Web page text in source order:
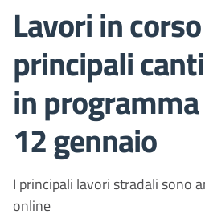
Lavori in
principali
in
12 gennaio
I principali lavori stradali sono
online